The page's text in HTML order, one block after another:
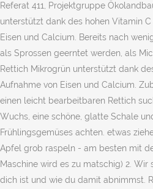
Referat 411, Projektgruppe
unterstützt dank des hohen Vitamin
Eisen und Calcium. Bereits nach
als Sprossen geerntet werden, als
Rettich Mikrogrün unterstützt dank
Aufnahme von Eisen und Calcium.
einen leicht bearbeitbaren Rettich
Wuchs, eine schöne, glatte Schale
Frühlingsgemüses achten. etwas
Apfel grob raspeln - am besten mit
Maschine wird es zu matschig) 2.
dich ist und wie du damit abnimmst.